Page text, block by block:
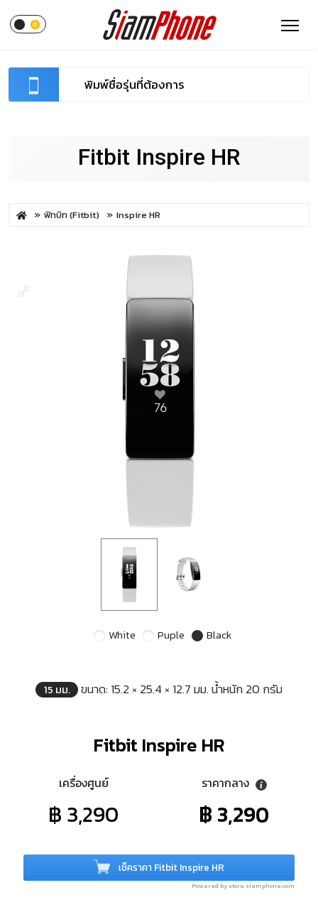
Fitbit Inspire HR
ฟิทบิท (Fitbit) Inspire HR
White Puple Black
15 มม. ขนาด: 15.2 × 25.4 × 12.7 มม. น้ำหนัก 20 กรัม
Fitbit Inspire HR
เครื่องศูนย์
฿ 3,290
ราคากลาง
฿ 3,290
เช็คราคา Fitbit Inspire HR
Powered by store.siamphone.com